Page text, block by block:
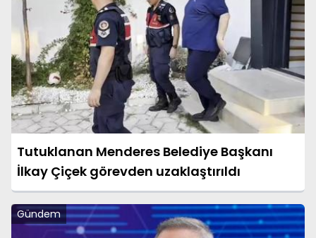
Tutuklanan Menderes Belediye Başkanı
İlkay Çiçek görevden uzaklaştırıldı
Gündem